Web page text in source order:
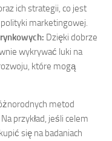
ich strategii, co jest
marketingowej.
Dzięki dobrze
wykrywać luki na
które mogą
metod
przykład, jeśli celem
się na badaniach